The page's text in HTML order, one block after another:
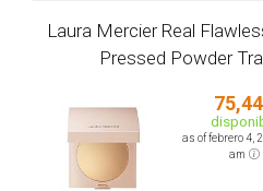
Laura Mercier Real
Pressed Powder
as of febrero 4,
am